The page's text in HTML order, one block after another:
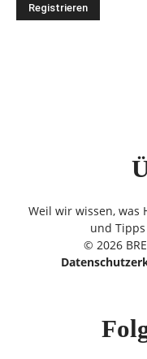
Weil wir wissen, was
und
© 2026